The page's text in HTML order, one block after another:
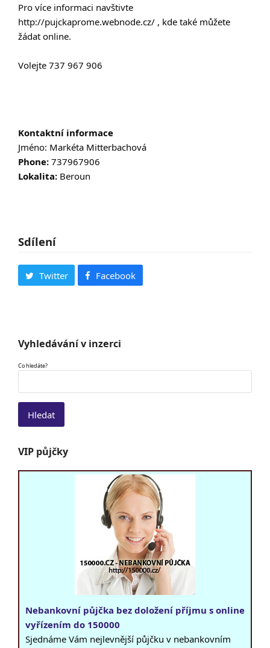
Pro více informaci navštivte
http://pujckaprome.webnode.cz/ , kde také můžete
žádat online.
Volejte 737 967 906
Kontaktní informace
Jméno: Markéta Mitterbachová
Phone: 737967906
Lokalita: Beroun
Sdílení
Twitter Facebook
Vyhledávání v inzerci
Co hledáte?
VIP půjčky
Nebankovní půjčka bez doložení příjmu s online
vyřízením do 150000
Sjednáme Vám nejlevnější půjčku v nebankovním